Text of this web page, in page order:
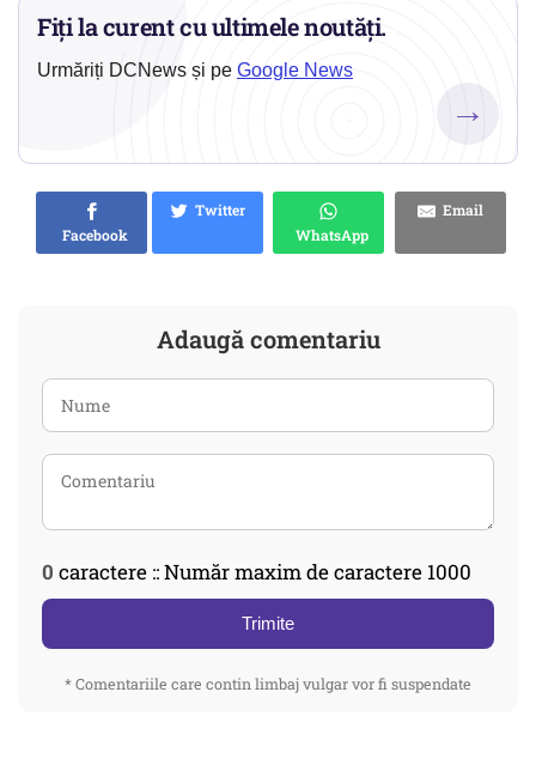
Fiți la curent cu ultimele noutăți.
Urmăriți DCNews și pe Google News
→
Facebook
Twitter
WhatsApp
Email
Adaugă comentariu
0 caractere :: Număr maxim de caractere 1000
Trimite
* Comentariile care contin limbaj vulgar vor fi suspendate